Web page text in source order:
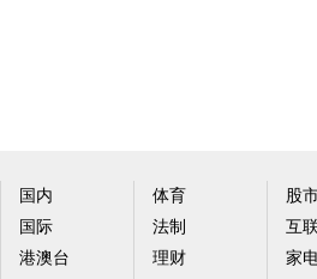
国内
国际
港澳台
体育
法制
理财
股
互
家